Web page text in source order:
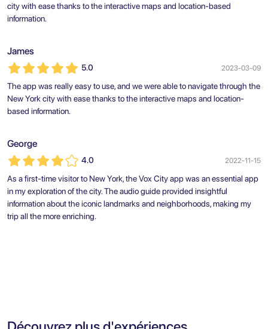
city with ease thanks to the interactive maps and location-based
information.
James
5.0 2023-03-09
The app was really easy to use, and we were able to navigate through the
New York city with ease thanks to the interactive maps and location-
based information.
George
4.0 2022-11-15
As a first-time visitor to New York, the Vox City app was an essential app
in my exploration of the city. The audio guide provided insightful
information about the iconic landmarks and neighborhoods, making my
trip all the more enriching.